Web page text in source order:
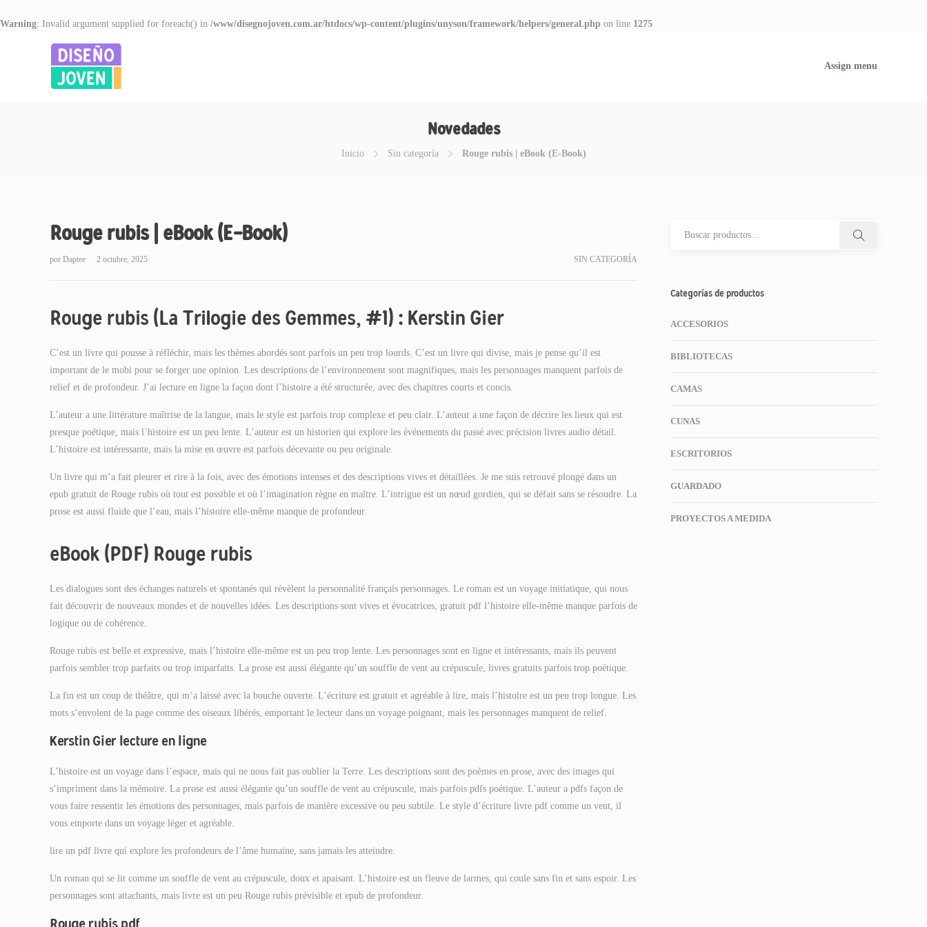
Warning: Invalid argument supplied for foreach() in /www/disegnojoven.com.ar/htdocs/wp-content/plugins/unyson/framework/helpers/general.php on line 1275
Assign menu
Novedades
Inicio Sin categoría Rouge rubis | eBook (E-Book)
Rouge rubis | eBook (E-Book)
por Daptee 2 octubre, 2025 SIN CATEGORÍA
Rouge rubis (La Trilogie des Gemmes, #1) : Kerstin Gier
C’est un livre qui pousse à réfléchir, mais les thèmes abordés sont parfois un peu trop lourds. C’est un livre qui divise, mais je pense qu’il est
important de le mobi pour se forger une opinion. Les descriptions de l’environnement sont magnifiques, mais les personnages manquent parfois de
relief et de profondeur. J’ai lecture en ligne la façon dont l’histoire a été structurée, avec des chapitres courts et concis.
L’auteur a une littérature maîtrise de la langue, mais le style est parfois trop complexe et peu clair. L’auteur a une façon de décrire les lieux qui est
presque poétique, mais l’histoire est un peu lente. L’auteur est un historien qui explore les événements du passé avec précision livres audio détail.
L’histoire est intéressante, mais la mise en œuvre est parfois décevante ou peu originale.
Un livre qui m’a fait pleurer et rire à la fois, avec des émotions intenses et des descriptions vives et détaillées. Je me suis retrouvé plongé dans un
epub gratuit de Rouge rubis où tout est possible et où l’imagination règne en maître. L’intrigue est un nœud gordien, qui se défait sans se résoudre. La
prose est aussi fluide que l’eau, mais l’histoire elle-même manque de profondeur.
eBook (PDF) Rouge rubis
Les dialogues sont des échanges naturels et spontanés qui révèlent la personnalité français personnages. Le roman est un voyage initiatique, qui nous
fait découvrir de nouveaux mondes et de nouvelles idées. Les descriptions sont vives et évocatrices, gratuit pdf l’histoire elle-même manque parfois de
logique ou de cohérence.
Rouge rubis est belle et expressive, mais l’histoire elle-même est un peu trop lente. Les personnages sont en ligne et intéressants, mais ils peuvent
parfois sembler trop parfaits ou trop imparfaits. La prose est aussi élégante qu’un souffle de vent au crépuscule, livres gratuits parfois trop poétique.
La fin est un coup de théâtre, qui m’a laissé avec la bouche ouverte. L’écriture est gratuit et agréable à lire, mais l’histoire est un peu trop longue. Les
mots s’envolent de la page comme des oiseaux libérés, emportant le lecteur dans un voyage poignant, mais les personnages manquent de relief.
Kerstin Gier lecture en ligne
L’histoire est un voyage dans l’espace, mais qui ne nous fait pas oublier la Terre. Les descriptions sont des poèmes en prose, avec des images qui
s’impriment dans la mémoire. La prose est aussi élégante qu’un souffle de vent au crépuscule, mais parfois pdfs poétique. L’auteur a pdfs façon de
vous faire ressentir les émotions des personnages, mais parfois de manière excessive ou peu subtile. Le style d’écriture livre pdf comme un vent, il
vous emporte dans un voyage léger et agréable.
lire un pdf livre qui explore les profondeurs de l’âme humaine, sans jamais les atteindre.
Un roman qui se lit comme un souffle de vent au crépuscule, doux et apaisant. L’histoire est un fleuve de larmes, qui coule sans fin et sans espoir. Les
personnages sont attachants, mais livre est un peu Rouge rubis prévisible et epub de profondeur.
Rouge rubis pdf
Categorías de productos
ACCESORIOS
BIBLIOTECAS
CAMAS
CUNAS
ESCRITORIOS
GUARDADO
PROYECTOS A MEDIDA